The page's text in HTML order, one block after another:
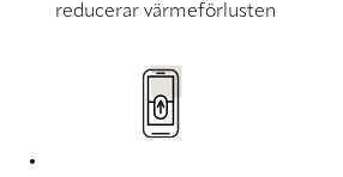
reducerar värmeförlusten